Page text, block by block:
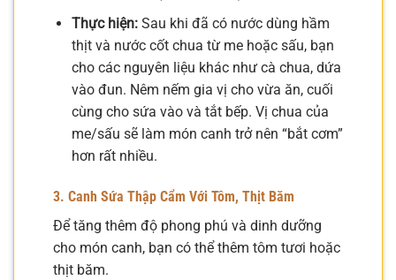
Thực hiện:Sau khi đã có nước dùng hầm
thịt và nước cốt chua từ me hoặc sấu, bạn
cho các nguyên liệu khác như cà chua, dứa
vào đun. Nêm nếm gia vị cho vừa ăn, cuối
cùng cho sứa vào và tắt bếp. Vị chua của
me/sấu sẽ làm món canh trở nên “bắt cơm”
hơn rất nhiều.
3. Canh Sứa Thập Cẩm Với Tôm, Thịt Băm
Để tăng thêm độ phong phú và dinh dưỡng
cho món canh, bạn có thể thêm tôm tươi hoặc
thịt băm.